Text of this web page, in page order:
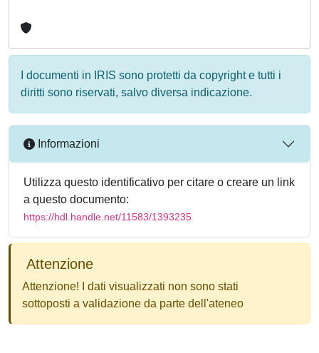
I documenti in IRIS sono protetti da copyright e tutti i
diritti sono riservati, salvo diversa indicazione.
Informazioni
Utilizza questo identificativo per citare o creare un link
a questo documento:
https://hdl.handle.net/11583/1393235
Attenzione
Attenzione! I dati visualizzati non sono stati
sottoposti a validazione da parte dell'ateneo